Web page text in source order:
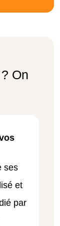
On
ses
et
par